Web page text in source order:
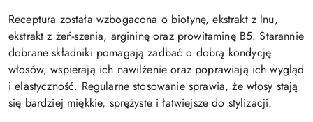
Receptura została wzbogacona o biotynę, ekstrakt z lnu,
ekstrakt z żeń-szenia, argininę oraz prowitaminę B5. Starannie
dobrane składniki pomagają zadbać o dobrą kondycję
włosów, wspierają ich nawilżenie oraz poprawiają ich wygląd
i elastyczność. Regularne stosowanie sprawia, że włosy stają
się bardziej miękkie, sprężyste i łatwiejsze do stylizacji.